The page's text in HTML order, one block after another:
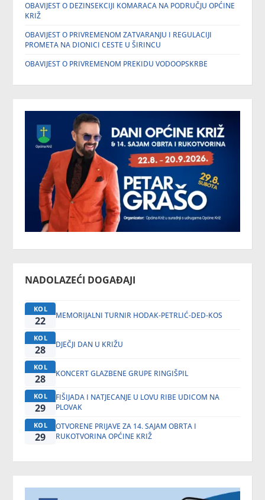
OBAVIJEST O DEZINSEKCIJI KOMARACA NA PODRUČJU OPĆINE
KRIŽ
OBAVIJEST O PRIVREMENOM ZATVARANJU I REGULACIJI
PROMETA NA DIONICI CESTE U ŠIRINCU
OBAVIJEST O PRIVREMENOM PREKIDU VODOOPSKRBE
NADOLAZEĆI DOGAĐAJI
KOL
22 MEMORIJALNI TURNIR HODAK-PETRLIĆ-DED-KOS
KOL
28 DJEČJI DAN U KRIŽU
KOL
28 KONCERT GLAZBENE GRUPE RINGIŠPIL
KOL
29
FIŠIJADA I NATJECANJE U LOVU RIBE UDICOM NA
PLOVAK
KOL
29
OTVORENE PRIJAVE ZA 14. SAJAM OBRTA I
RUKOTVORINA OPĆINE KRIŽ